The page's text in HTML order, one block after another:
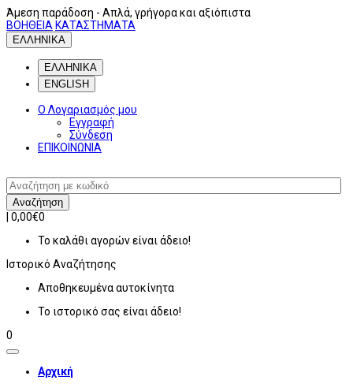
Άμεση παράδοση - Απλά, γρήγορα και αξιόπιστα
ΒΟΗΘΕΙΑ ΚΑΤΑΣΤΗΜΑΤΑ
ΕΛΛΗΝΙΚΑ
ΕΛΛΗΝΙΚΑ
ENGLISH
Ο Λογαριασμός μου
Εγγραφή
Σύνδεση
ΕΠΙΚΟΙΝΩΝΙΑ
Αναζήτηση
0,00€0
Το καλάθι αγορών είναι άδειο!
Ιστορικό Αναζήτησης
Αποθηκευμένα αυτοκίνητα
Το ιστορικό σας είναι άδειο!
0
Αρχική